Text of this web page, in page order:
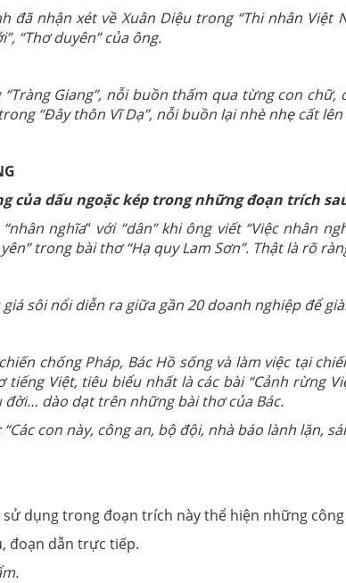
nhận xét về Xuân Diệu trong “Thi nhân Việt
“Thơ duyên” của ông.
nỗi buồn thấm qua từng con chữ,
“Đây thôn Vĩ Dạ”, nỗi buồn lại nhè nhẹ cất
của dấu ngoặc kép trong những đoạn trích
nghĩa“với “dân” khi ông viết “Việc nhân
trong bài thơ “Hạ quy Lam Sơn”. Thật là rõ
sôi nổi diễn ra giữa gần 20 doanh nghiệp để
chống Pháp, Bác Hồ sống và làm việc tại
Việt, tiêu biểu nhất là các bài “Cảnh rừng
đời… dào dạt trên những bài thơ của Bác.
con này, công an, bộ đội, nhà báo lành lặn,
sử dụng trong đoạn trích này thể hiện những
đoạn dẫn trực tiếp.